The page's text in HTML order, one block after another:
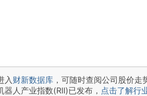
财新数据库 ，可随时查阅公司股价走
人产业指数(RII)已发布， 点击了解行